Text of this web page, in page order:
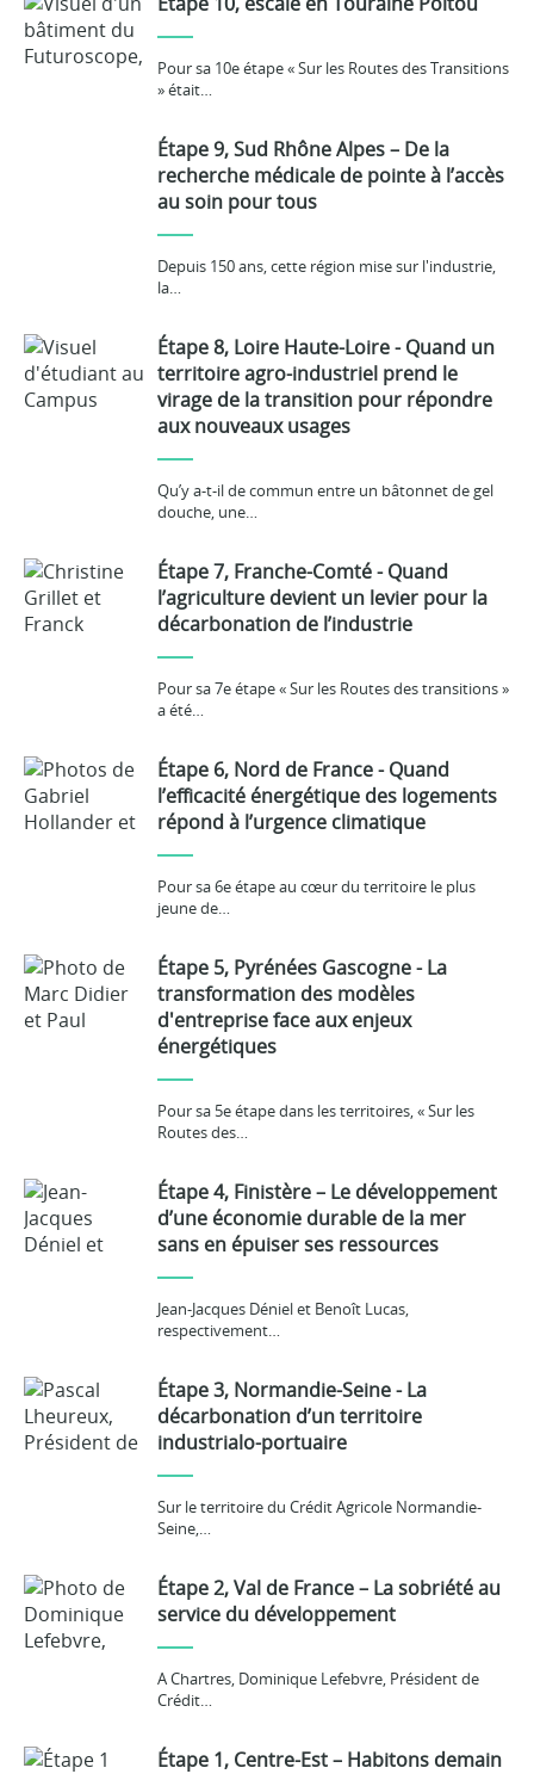
Pour sa 10e étape « Sur les Routes des Transitions
» était…
Étape 9, Sud Rhône Alpes – De la
recherche médicale de pointe à l’accès
au soin pour tous
Depuis 150 ans, cette région mise sur l'industrie,
la…
Étape 8, Loire Haute-Loire - Quand un
territoire agro-industriel prend le
virage de la transition pour répondre
aux nouveaux usages
Qu’y a-t-il de commun entre un bâtonnet de gel
douche, une…
Étape 7, Franche-Comté - Quand
l’agriculture devient un levier pour la
décarbonation de l’industrie
Pour sa 7e étape « Sur les Routes des transitions »
a été…
Étape 6, Nord de France - Quand
l’efficacité énergétique des logements
répond à l’urgence climatique
Pour sa 6e étape au cœur du territoire le plus
jeune de…
Étape 5, Pyrénées Gascogne - La
transformation des modèles
d'entreprise face aux enjeux
énergétiques
Pour sa 5e étape dans les territoires, « Sur les
Routes des…
Étape 4, Finistère – Le développement
d’une économie durable de la mer
sans en épuiser ses ressources
Jean-Jacques Déniel et Benoît Lucas,
respectivement…
Étape 3, Normandie-Seine - La
décarbonation d’un territoire
industrialo-portuaire
Sur le territoire du Crédit Agricole Normandie-
Seine,…
Étape 2, Val de France – La sobriété au
service du développement
A Chartres, Dominique Lefebvre, Président de
Crédit…
Étape 1, Centre-Est – Habitons demain